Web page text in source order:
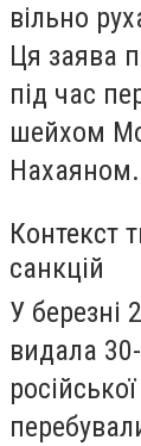
вільно
Ця заява
під час
шейхом
Нахаяном.
Контекст
санкцій
У березні
видала